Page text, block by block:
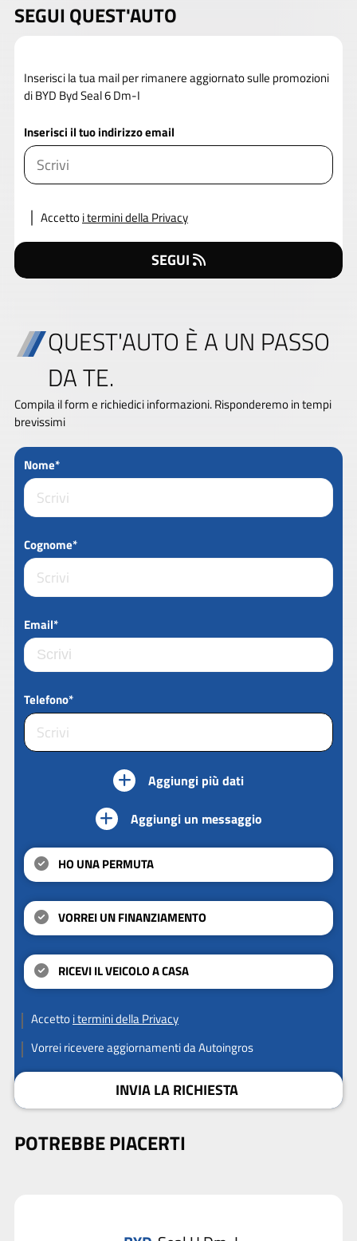
SEGUI QUEST'AUTO
Inserisci la tua mail per rimanere aggiornato sulle promozioni
di BYD Byd Seal 6 Dm-I
Inserisci il tuo indirizzo email
Accettoi termini della Privacy
SEGUI
QUEST'AUTO È A UN PASSO
DA TE.
Compila il form e richiedici informazioni. Risponderemo in tempi
brevissimi
Nome*
Cognome*
Email*
Telefono*
Aggiungi più dati
Aggiungi un messaggio
HO UNA PERMUTA
VORREI UN FINANZIAMENTO
RICEVI IL VEICOLO A CASA
Accettoi termini della Privacy
Vorrei ricevere aggiornamenti da Autoingros
INVIA LA RICHIESTA
POTREBBE PIACERTI